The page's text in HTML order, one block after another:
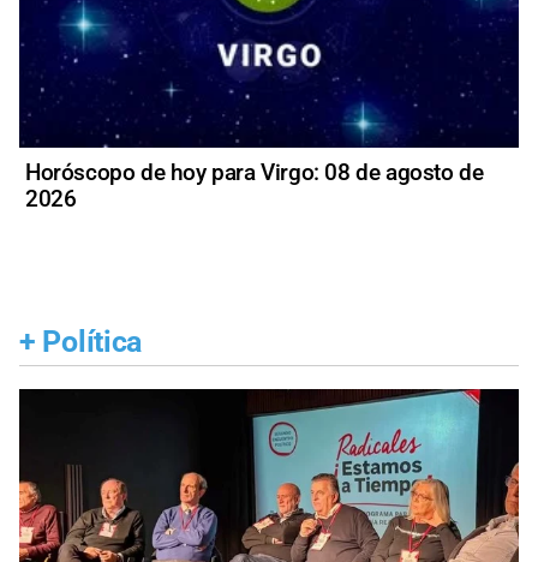
Horóscopo de hoy para Virgo: 08 de agosto de
2026
+ Política